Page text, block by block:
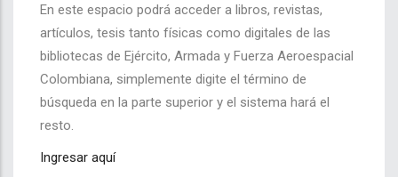
En este espacio podrá acceder a libros, revistas,
artículos, tesis tanto físicas como digitales de las
bibliotecas de Ejército, Armada y Fuerza Aeroespacial
Colombiana, simplemente digite el término de
búsqueda en la parte superior y el sistema hará el
resto.
Ingresar aquí